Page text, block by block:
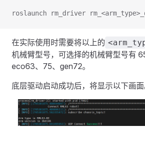
roslaunch rm_driver
在实际使用时需要将以上的
机械臂型号，可选择的机械臂型号有
eco63、75、gen72。
底层驱动启动成功后，将显示以下画面